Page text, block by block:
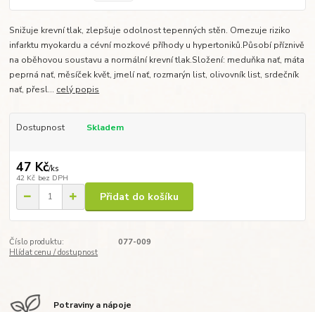
Snižuje krevní tlak, zlepšuje odolnost tepenných stěn. Omezuje riziko
infarktu myokardu a cévní mozkové příhody u hypertoniků.Působí příznivě
na oběhovou soustavu a normální krevní tlak.Složení: meduňka nať, máta
peprná nať, měsíček květ, jmelí nať, rozmarýn list, olivovník list, srdečník
nať, přesl... celý popis
Dostupnost Skladem
47 Kč/ks
42 Kč bez DPH
Přidat do košíku
Číslo produktu:
077-009
Hlídat cenu / dostupnost
Potraviny a nápoje